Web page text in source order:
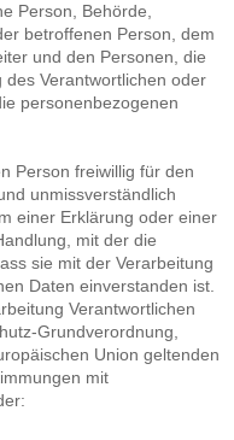
Person, Behörde,
betroffenen Person, dem
und den Personen, die
Verantwortlichen oder
personenbezogenen
Person freiwillig für den
unmissverständlich
einer Erklärung oder einer
mit der die
sie mit der Verarbeitung
Daten einverstanden ist.
Verantwortlichen
Grundverordnung,
Union geltenden
mit